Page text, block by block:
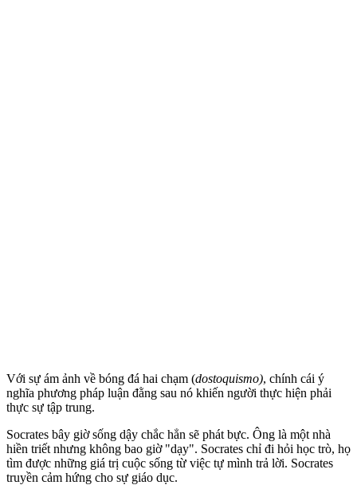
Với sự ám ảnh về bóng đá hai chạm (dostoquismo), chính cái ý
nghĩa phương pháp luận đằng sau nó khiến người thực hiện phải
thực sự tập trung.
Socrates bây giờ sống dậy chắc hẳn sẽ phát bực. Ông là một nhà
hiền triết nhưng không bao giờ "dạy". Socrates chỉ đi hỏi học trò, họ
tìm được những giá trị cuộc sống từ việc tự mình trả lời. Socrates
truyền cảm hứng cho sự giáo dục.